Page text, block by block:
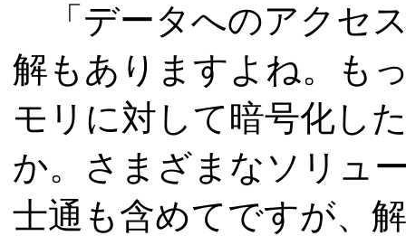
「データへのアクセ
解もありますよね。も
モリに対して暗号化し
か。さまざまなソリュ
士通も含めてですが、